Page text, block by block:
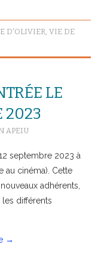
D'OLIVIER, VIE DE
LE
2023
APEIU
septembre 2023 à
au cinéma). Cette
adhérents,
différents
→